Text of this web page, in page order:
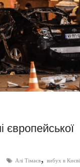
європейської
Алі Тімаєв,вибух в Києві